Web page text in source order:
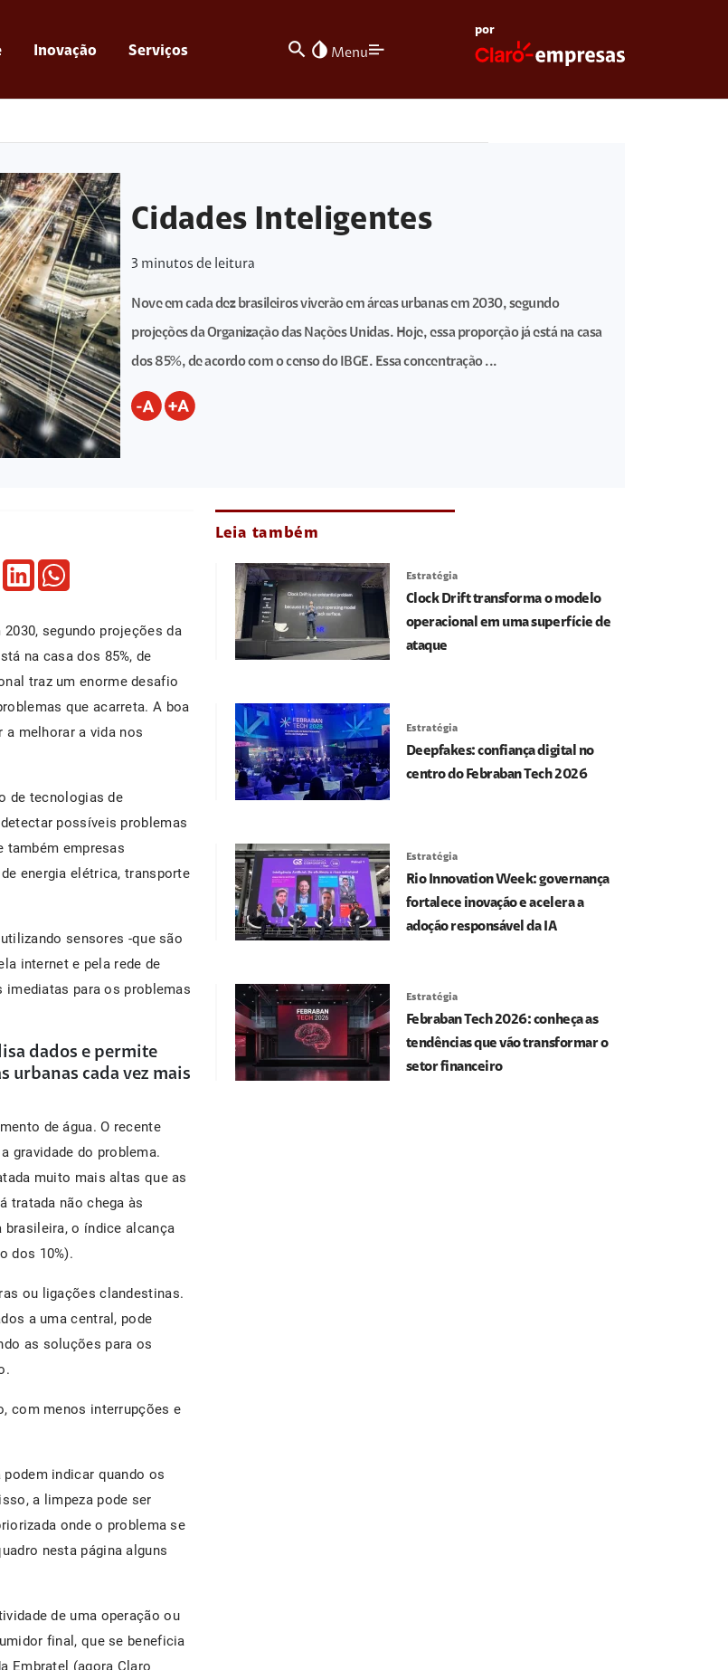
Inovação Serviços search invert_colors Menu
por
Cidades Inteligentes
3 minutos de leitura
Nove em cada dez brasileiros viverão em áreas urbanas em 2030, segundo
projeções da Organização das Nações Unidas. Hoje, essa proporção já está na casa
dos 85%, de acordo com o censo do IBGE. Essa concentração ...
segundo projeções da
na casa dos 85%, de
traz um enorme desafio
que acarreta. A boa
melhorar a vida nos
de tecnologias de
possíveis problemas
também empresas
energia elétrica, transporte
sensores -que são
internet e pela rede de
para os problemas
dados e permite
urbanas cada vez mais
de água. O recente
gravidade do problema.
muito mais altas que as
tratada não chega às
brasileira, o índice alcança
dos 10%).
ou ligações clandestinas.
a uma central, pode
as soluções para os
com menos interrupções e
indicar quando os
a limpeza pode ser
onde o problema se
nesta página alguns
de uma operação ou
final, que se beneficia
Embratel (agora Claro
Leia também
Estratégia
Clock Drift transforma o modelo
operacional em uma superfície de
ataque
Estratégia
Deepfakes: confiança digital no
centro do Febraban Tech 2026
Estratégia
Rio Innovation Week: governança
fortalece inovação e acelera a
adoção responsável da IA
Estratégia
Febraban Tech 2026: conheça as
tendências que vão transformar o
setor financeiro